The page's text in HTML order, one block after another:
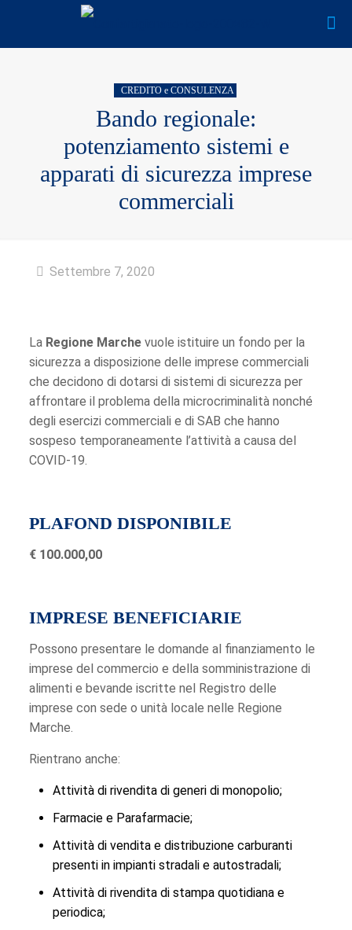
CREDITO e CONSULENZA
Bando regionale:
potenziamento sistemi e
apparati di sicurezza imprese
commerciali
Settembre 7, 2020
La Regione Marchevuole istituire un fondo per la
sicurezza a disposizione delle imprese commerciali
che decidono di dotarsi di sistemi di sicurezza per
affrontare il problema della microcriminalità nonché
degli esercizi commerciali e di SAB che hanno
sospeso temporaneamente l’attività a causa del
COVID-19.
PLAFOND DISPONIBILE
€ 100.000,00
IMPRESE BENEFICIARIE
Possono presentare le domande al finanziamento le
imprese del commercio e della somministrazione di
alimenti e bevande iscritte nel Registro delle
imprese con sede o unità locale nelle Regione
Marche.
Rientrano anche:
Attività di rivendita di generi di monopolio;
Farmacie e Parafarmacie;
Attività di vendita e distribuzione carburanti
presenti in impianti stradali e autostradali;
Attività di rivendita di stampa quotidiana e
periodica;